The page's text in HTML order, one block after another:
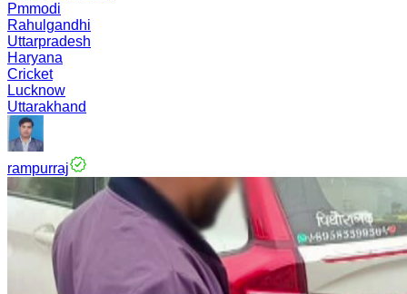
Pmmodi
Rahulgandhi
Uttarpradesh
Haryana
Cricket
Lucknow
Uttarakhand
rampurraj